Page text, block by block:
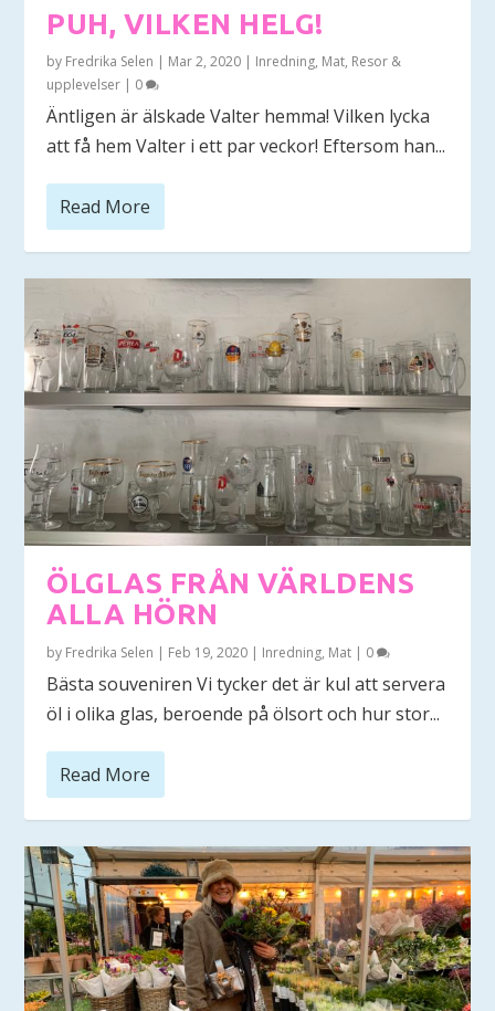
PUH, VILKEN HELG!
by Fredrika Selen | Mar 2, 2020 | Inredning, Mat, Resor &
upplevelser | 0
Äntligen är älskade Valter hemma! Vilken lycka
att få hem Valter i ett par veckor! Eftersom han...
Read More
ÖLGLAS FRÅN VÄRLDENS
ALLA HÖRN
by Fredrika Selen | Feb 19, 2020 | Inredning, Mat | 0
Bästa souveniren Vi tycker det är kul att servera
öl i olika glas, beroende på ölsort och hur stor...
Read More